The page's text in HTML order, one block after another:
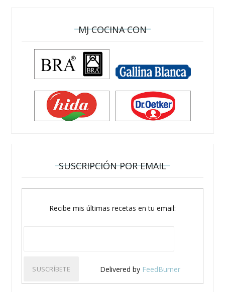
MJ COCINA CON
SUSCRIPCIÓN POR EMAIL
Recibe mis últimas recetas en tu email:
Delivered by FeedBurner